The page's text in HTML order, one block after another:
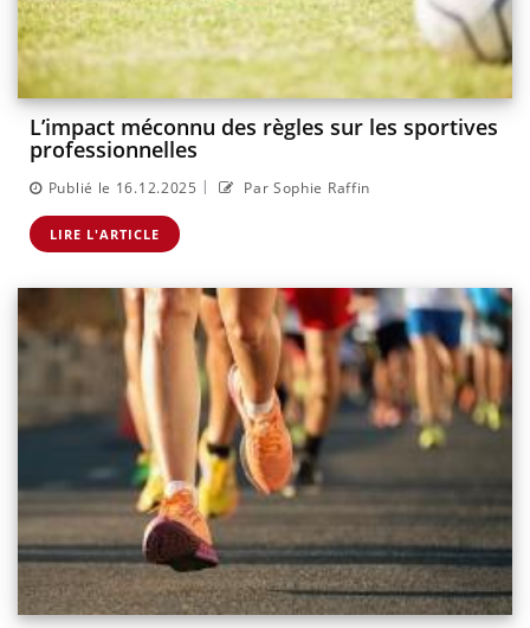
L’impact méconnu des règles sur les sportives
professionnelles
Publié le 16.12.2025 | Par Sophie Raffin
LIRE L'ARTICLE